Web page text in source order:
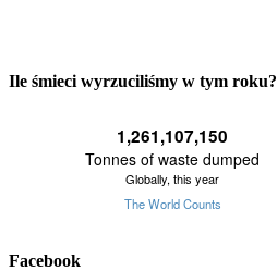
Ile śmieci wyrzuciliśmy w tym roku?
Facebook